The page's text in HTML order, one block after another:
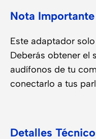
Nota
Este adaptador
Deberás obtener el
audífonos de tu
conectarlo a tus
Detalles